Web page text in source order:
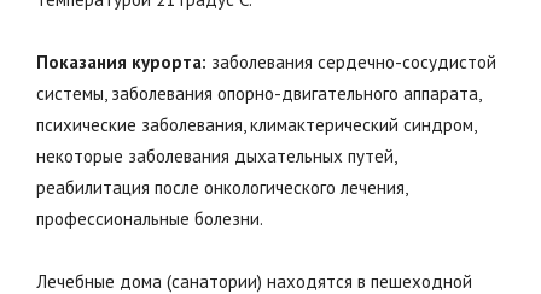
Показания курорта: заболевания сердечно-сосудистой
системы, заболевания опорно-двигательного аппарата,
психические заболевания, климактерический синдром,
некоторые заболевания дыхательных путей,
реабилитация после онкологического лечения,
профессиональные болезни.
Лечебные дома (санатории) находятся в пешеходной